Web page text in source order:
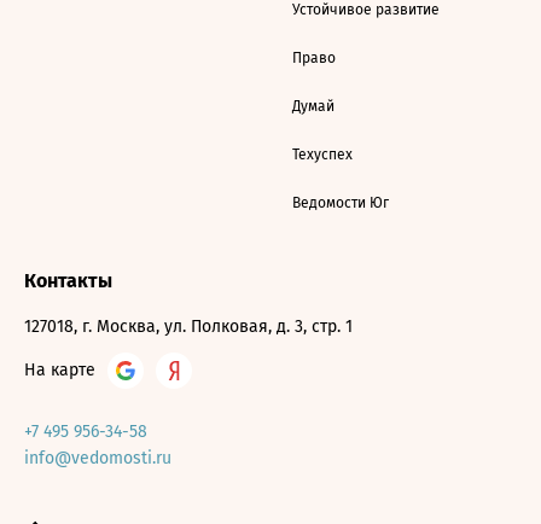
Устойчивое развитие
Право
Думай
Техуспех
Ведомости Юг
Контакты
127018, г. Москва, ул. Полковая, д. 3, стр. 1
На карте
+7 495 956-34-58
info@vedomosti.ru